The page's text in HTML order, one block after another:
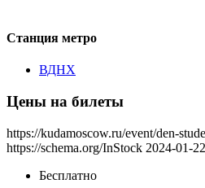
Станция метро
ВДНХ
Цены на билеты
https://kudamoscow.ru/event/den-
https://schema.org/InStock 2024-01-
Бесплатно